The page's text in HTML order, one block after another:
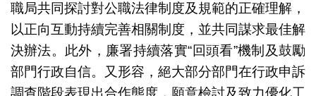
職局共同探討對公職法律制度及規範的正確理解，
以正向互動持續完善相關制度，並共同謀求最佳解
決辦法。此外，廉署持續落實“回頭看”機制及鼓勵
部門行政自信。又形容，絕大部分部門在行政申訴
調查階段表現出合作態度，願意檢討及致力優化工